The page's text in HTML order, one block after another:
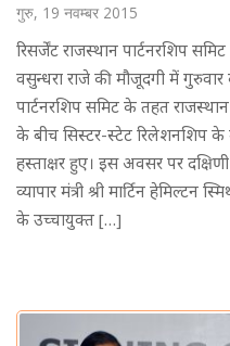
गुरु, 19 नवम्बर 2015
रिसर्जेंट राजस्थान पार्टनरशिप
वसुन्धरा राजे की मौजूदगी में गुरुवार
पार्टनरशिप समिट के तहत
के बीच सिस्टर-स्टेट रिलेशनशिप
हस्ताक्षर हुए। इस अवसर पर
व्यापार मंत्री श्री मार्टिन हेमिल्टन
के उच्चायुक्त […]